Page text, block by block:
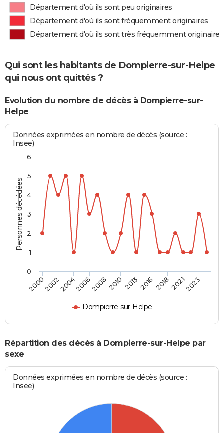
Département d'où ils sont peu originaires
Département d'où ils sont fréquemment originaires
Département d'où ils sont très fréquemment originaires
Qui sont les habitants de Dompierre-sur-Helpe
qui nous ont quittés ?
Evolution du nombre de décès à Dompierre-sur-
Helpe
Personnes décédées
Données exprimées en nombre de décès (source :
Insee)
Dompierre-sur-Helpe
200020022004200620082010 20132016201820212023
0
1
2
3
4
5
6
Répartition des décès à Dompierre-sur-Helpe par
sexe
Données exprimées en nombre de décès (source :
Insee)